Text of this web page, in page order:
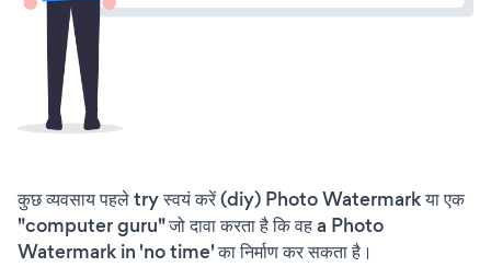
कुछ व्यवसाय पहले try स्वयं करें (diy) Photo Watermark या एक
"computer guru" जो दावा करता है कि वह a Photo
Watermark in 'no time' का निर्माण कर सकता है।